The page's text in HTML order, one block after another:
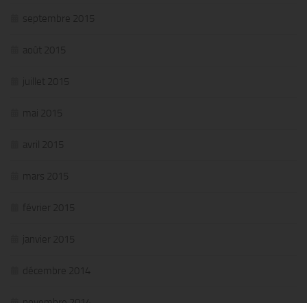
septembre 2015
août 2015
juillet 2015
mai 2015
avril 2015
mars 2015
février 2015
janvier 2015
décembre 2014